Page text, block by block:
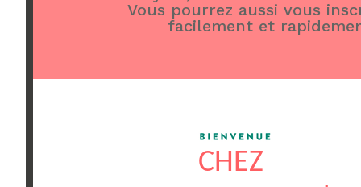
Vous pourrez aussi vous
facilement et
CHEZ